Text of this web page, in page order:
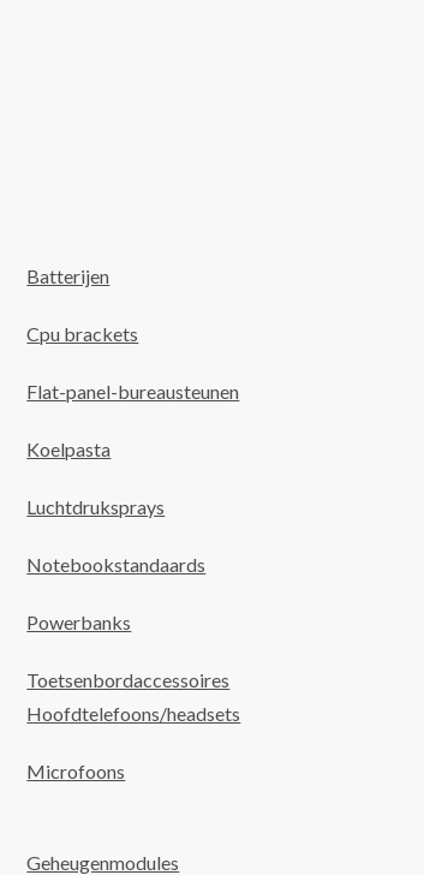
Batterijen
Cpu brackets
Flat-panel-bureausteunen
Koelpasta
Luchtdruksprays
Notebookstandaards
Powerbanks
Toetsenbordaccessoires
Hoofdtelefoons/headsets
Microfoons
Geheugenmodules